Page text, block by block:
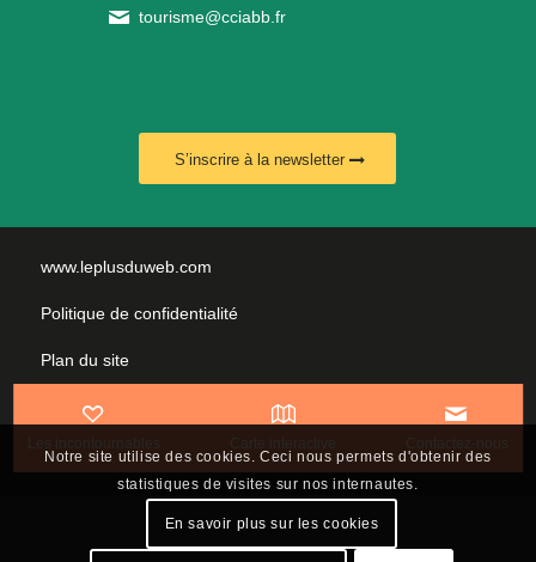
Les incontournables Carte interactive Contactez-nous
tourisme@cciabb.fr
S’inscrire à la newsletter
www.leplusduweb.com
Politique de confidentialité
Plan du site
Mentions légales
Nous contacter
Notre site utilise des cookies. Ceci nous permets d'obtenir des
statistiques de visites sur nos internautes.
En savoir plus sur les cookies